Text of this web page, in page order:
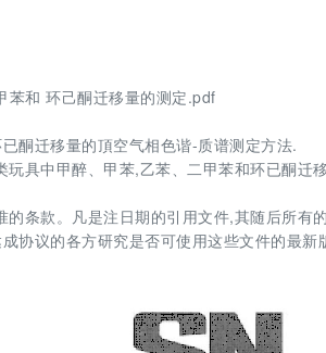
和 环己酮迁移量的测定.pdf
酮迁移量的頂空气相色谐-质谱测定方法.
具中甲醉、甲苯,乙苯、二甲苯和环已酮迁移
条款。凡是注日期的引用文件,其随后所有
协议的各方研究是否可使用这些文件的最新